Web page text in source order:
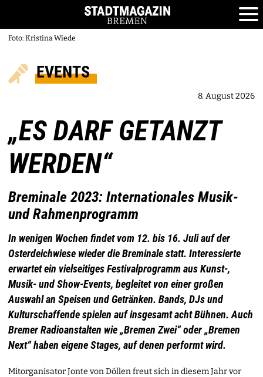
Foto: Kristina Wiede
EVENTS
8. August 2026
„ES DARF GETANZT
WERDEN“
Breminale 2023: Internationales Musik-
und Rahmenprogramm
In wenigen Wochen findet vom 12. bis 16. Juli auf der
Osterdeichwiese wieder die Breminale statt. Interessierte
erwartet ein vielseitiges Festivalprogramm aus Kunst-,
Musik- und Show-Events, begleitet von einer großen
Auswahl an Speisen und Getränken. Bands, DJs und
Kulturschaffende spielen auf insgesamt acht Bühnen. Auch
Bremer Radioanstalten wie „Bremen Zwei“ oder „Bremen
Next“ haben eigene Stages, auf denen performt wird.
Mitorganisator Jonte von Döllen freut sich in diesem Jahr vor